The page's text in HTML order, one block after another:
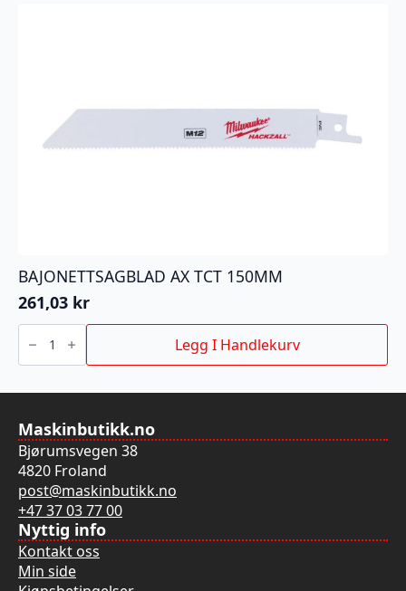
BAJONETTSAGBLAD AX TCT 150MM
261,03 kr
BAJONETTSAGBLAD
AX
150MM
Legg I Handlekurv
Maskinbutikk.no
Bjørumsvegen 38
4820 Froland
post@maskinbutikk.no
+47 37 03 77 00
Nyttig info
Kontakt oss
Min side